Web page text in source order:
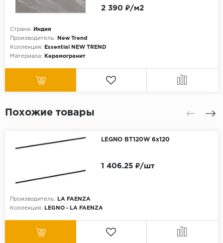
Страна:
Индия
Производитель:
New Trend
Коллекция:
Essential NEW TREND
Материала:
Керамогранит
2 390 ₽/м2
Похожие товары
LEGNO BT120W 6x120
Производитель:
LA FAENZA
Коллекция:
LEGNO - LA FAENZA
1 406.25 ₽/шт